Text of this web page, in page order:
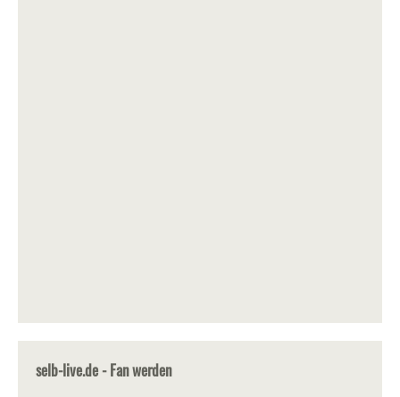
selb-live.de - Fan werden